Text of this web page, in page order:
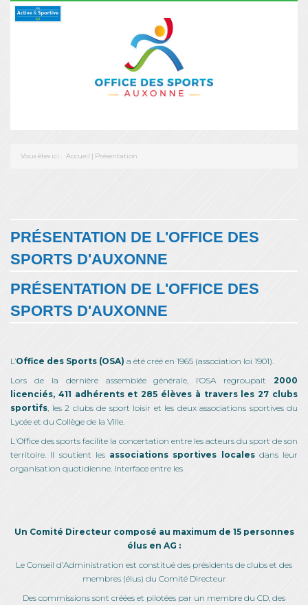
Vous êtes ici : Accueil | Présentation
PRÉSENTATION DE L'OFFICE DES
SPORTS D'AUXONNE
PRÉSENTATION DE L'OFFICE DES
SPORTS D'AUXONNE
L’Office des Sports (OSA) a été créé en 1965 (association loi 1901).
Lors de la dernière assemblée générale, l’OSA regroupait 2000
licenciés, 411 adhérents et 285 élèves à travers les 27 clubs
sportifs , les 2 clubs de sport loisir et les deux associations sportives du
Lycée et du Collège de la Ville.
L'Office des sports facilite la concertation entre les acteurs du sport de son
territoire. Il soutient les associations sportives localesdans leur
organisation quotidienne. Interface entre les
Un Comité Directeur composé au maximum de 15 personnes
élus en AG :
Le Conseil d’Administration est constitué des présidents de clubs et des
membres (élus) du Comité Directeur
Des commissions sont créées et pilotées par un membre du CD, des